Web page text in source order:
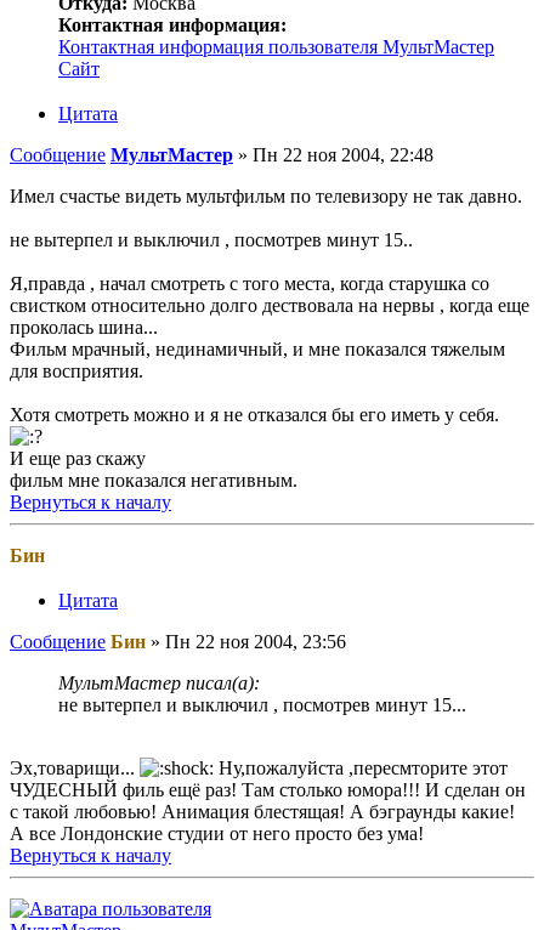
Контактная информация:
Контактная информация пользователя МультМастер
Сайт
Цитата
Сообщение МультМастер » Пн 22 ноя 2004, 22:48
Имел счастье видеть мультфильм по телевизору не так давно.
не вытерпел и выключил , посмотрев минут 15..
Я,правда , начал смотреть с того места, когда старушка со
свистком относительно долго дествовала на нервы , когда еще
проколась шина...
Фильм мрачный, нединамичный, и мне показался тяжелым
для восприятия.
Хотя смотреть можно и я не отказался бы его иметь у себя.
И еще раз скажу
фильм мне показался негативным.
Вернуться к началу
Бин
Цитата
Сообщение Бин » Пн 22 ноя 2004, 23:56
МультМастер писал(а):
не вытерпел и выключил , посмотрев минут 15...
Эх,товарищи...
Ну,пожалуйста ,пересмторите этот
ЧУДЕСНЫЙ филь ещё раз! Там столько юмора!!! И сделан он
с такой любовью! Анимация блестящая! А бэграунды какие!
А все Лондонские студии от него просто без ума!
Вернуться к началу